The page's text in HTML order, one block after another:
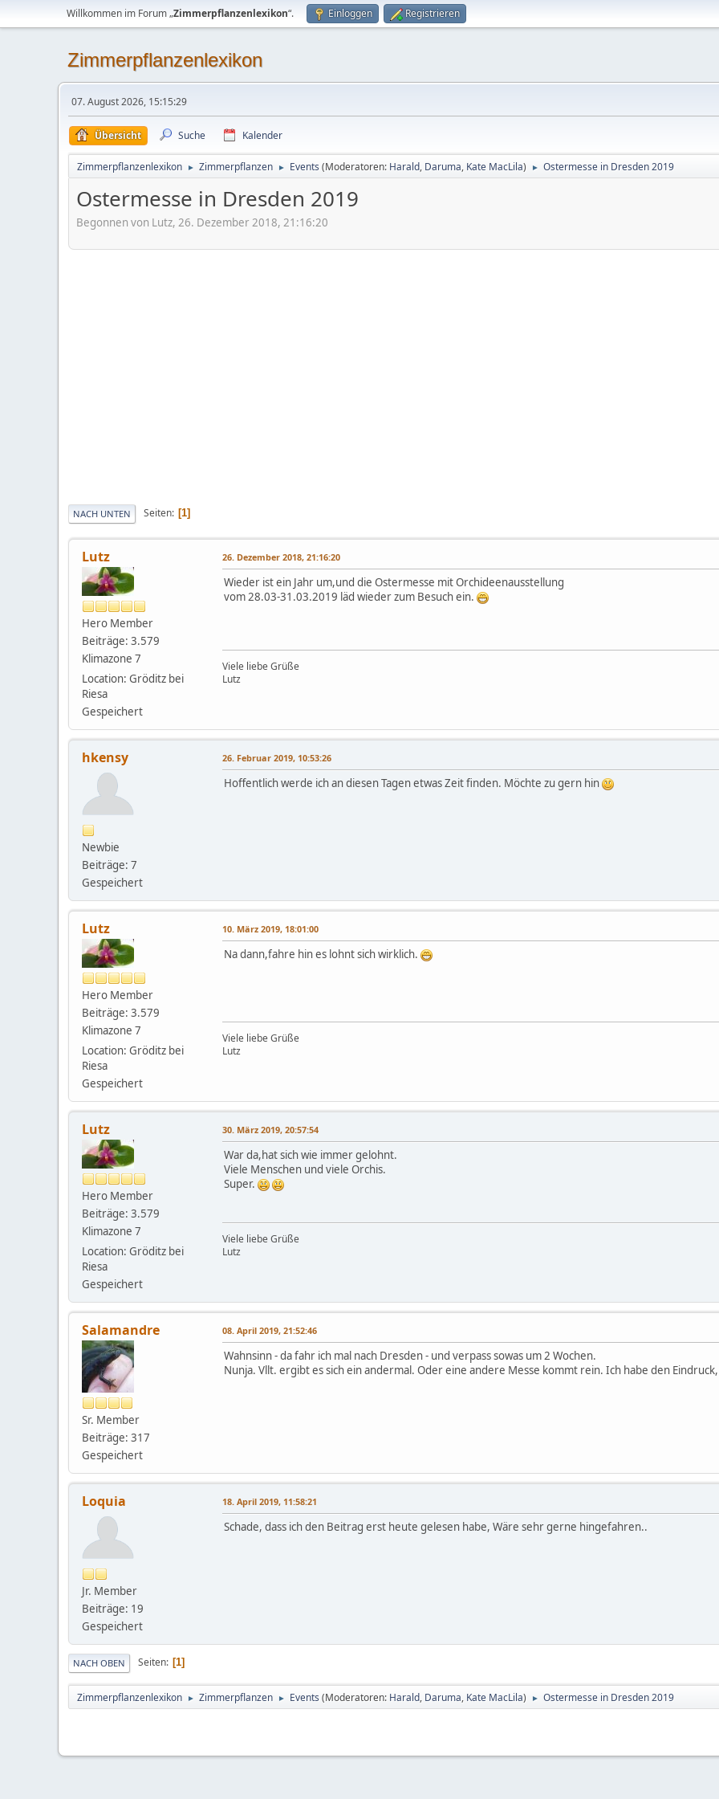
Willkommen im Forum „Zimmerpflanzenlexikon“. Einloggen Registrieren
Zimmerpflanzenlexikon
07. August 2026, 15:15:29
Übersicht Suche Kalender
Zimmerpflanzenlexikon ► Zimmerpflanzen ► Events (Moderatoren: Harald, Daruma, Kate MacLila) ► Ostermesse in Dresden 2019
Ostermesse in Dresden 2019
Begonnen von Lutz, 26. Dezember 2018, 21:16:20
NACH UNTEN Seiten 1
Lutz
Hero Member
Beiträge: 3.579
Klimazone 7
Location: Gröditz bei
Riesa
Gespeichert
26. Dezember 2018, 21:16:20
Wieder ist ein Jahr um,und die Ostermesse mit Orchideenausstellung
vom 28.03-31.03.2019 läd wieder zum Besuch ein.
Viele liebe Grüße
Lutz
hkensy
Newbie
Beiträge: 7
Gespeichert
26. Februar 2019, 10:53:26
Hoffentlich werde ich an diesen Tagen etwas Zeit finden. Möchte zu gern hin
Lutz
Hero Member
Beiträge: 3.579
Klimazone 7
Location: Gröditz bei
Riesa
Gespeichert
10. März 2019, 18:01:00
Na dann,fahre hin es lohnt sich wirklich.
Viele liebe Grüße
Lutz
Lutz
Hero Member
Beiträge: 3.579
Klimazone 7
Location: Gröditz bei
Riesa
Gespeichert
30. März 2019, 20:57:54
War da,hat sich wie immer gelohnt.
Viele Menschen und viele Orchis.
Super.
Viele liebe Grüße
Lutz
Salamandre
Sr. Member
Beiträge: 317
Gespeichert
08. April 2019, 21:52:46
Wahnsinn - da fahr ich mal nach Dresden - und verpass sowas um 2 Wochen.
Nunja. Vllt. ergibt es sich ein andermal. Oder eine andere Messe kommt rein. Ich habe den
Loquia
Jr. Member
Beiträge: 19
Gespeichert
18. April 2019, 11:58:21
Schade, dass ich den Beitrag erst heute gelesen habe, Wäre sehr gerne hingefahren..
NACH OBEN Seiten 1
Zimmerpflanzenlexikon ► Zimmerpflanzen ► Events (Moderatoren: Harald, Daruma, Kate MacLila) ► Ostermesse in Dresden 2019